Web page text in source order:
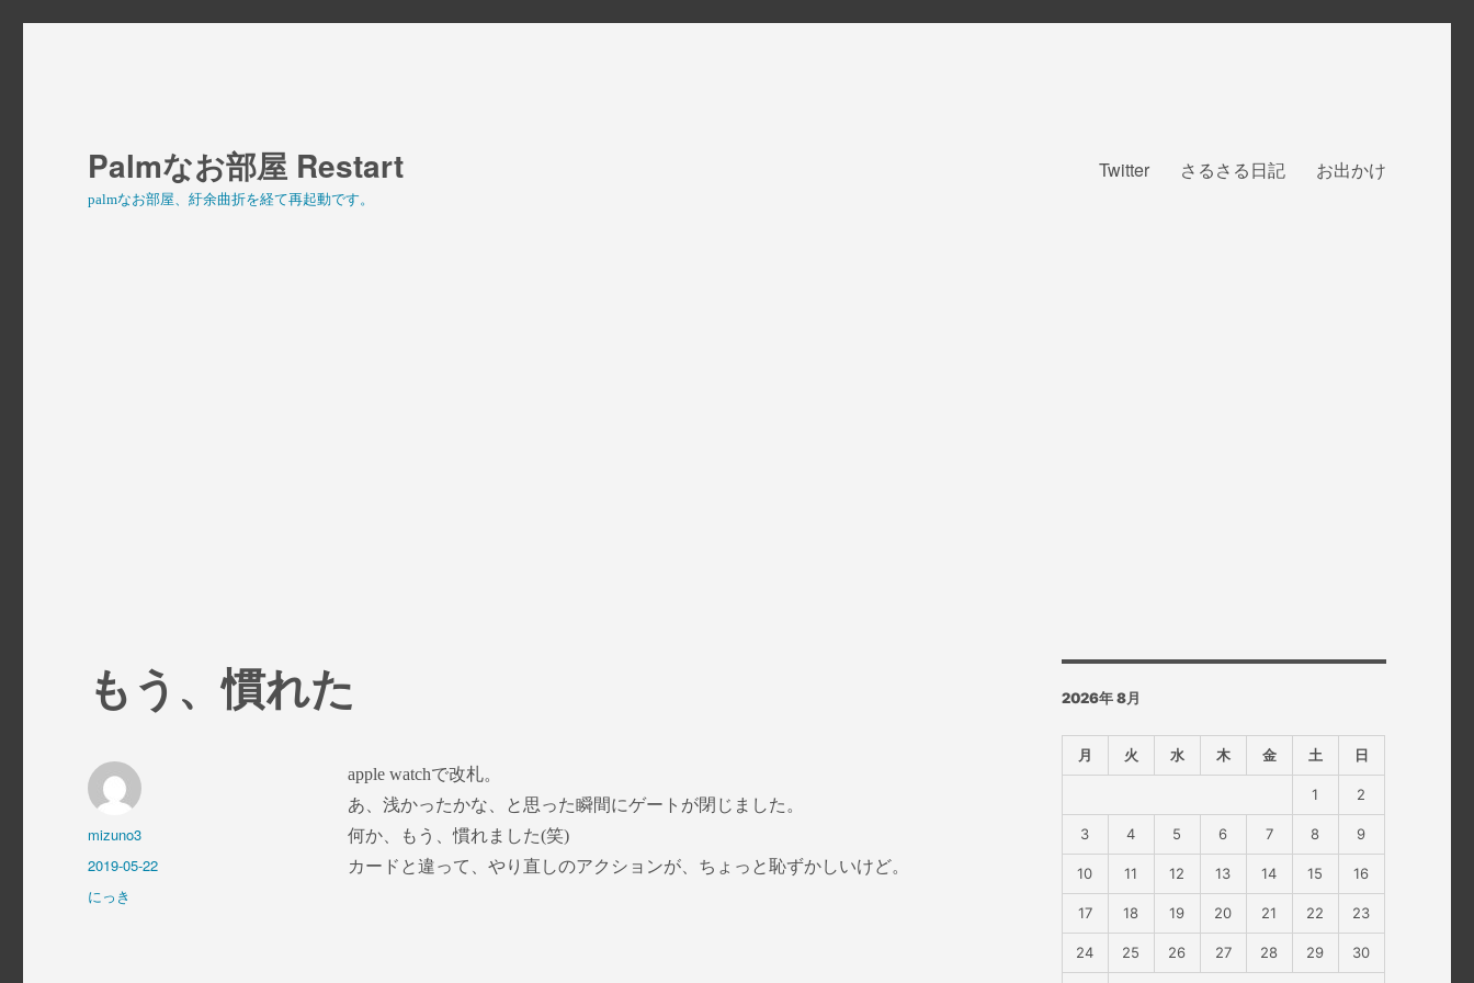
Palmなお部屋 Restart
palmなお部屋、紆余曲折を経て再起動です。
Twitter さるさる日記 お出かけ
もう、慣れた
apple watchで改札。
あ、浅かったかな、と思った瞬間にゲートが閉じました。
何か、もう、慣れました(笑)
カードと違って、やり直しのアクションが、ちょっと恥ずかしいけど。
投
稿
mizuno3
投
稿
日:
2019-05-22
カ
にっき
2026年 8月
月 火 水 木 金 土 日
1 2
3 4 5 6 7 8 9
10 11 12 13 14 15 16
17 18 19 20 21 22 23
24 25 26 27 28 29 30